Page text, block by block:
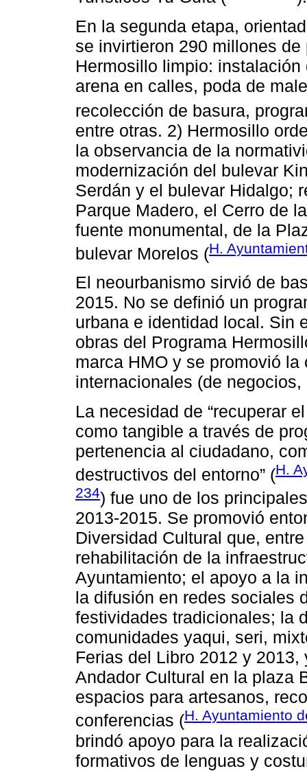
En la segunda etapa,
se invirtieron 290 millones
Hermosillo limpio:
arena en calles, poda de
recolección de basura,
entre otras. 2) Hermosillo
la observancia de la
modernización del bulevar
Serdán y el bulevar Hidalgo;
Parque Madero, el Cerro de
fuente monumental, de la
bulevar Morelos (H.
El neourbanismo sirvió de
2015. No se definió un
urbana e identidad local. Sin
obras del Programa
marca HMO y se promovió
internacionales (de
La necesidad de “recuperar
como tangible a través de
pertenencia al ciudadano,
destructivos del entorno” (H.
234) fue uno de los
2013-2015. Se promovió
Diversidad Cultural que,
rehabilitación de la
Ayuntamiento; el apoyo a la
la difusión en redes sociales
festividades tradicionales; la
comunidades yaqui, seri,
Ferias del Libro 2012 y
Andador Cultural en la plaza
espacios para artesanos,
conferencias (H. Ayuntamiento
brindó apoyo para la
formativos de lenguas y